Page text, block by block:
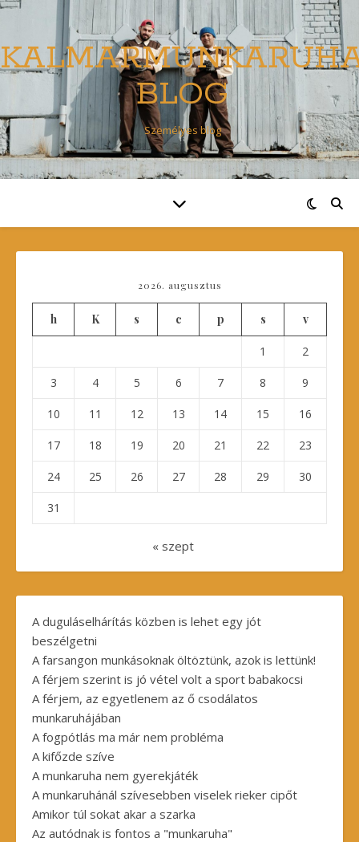
BLOG
Személyes blog
2026. augusztus
h K s c p s v
1 2
3 4 5 6 7 8 9
10 11 12 13 14 15 16
17 18 19 20 21 22 23
24 25 26 27 28 29 30
31
« szept
A duguláselhárítás közben is lehet egy jót
beszélgetni
A farsangon munkásoknak öltöztünk, azok is lettünk!
A férjem szerint is jó vétel volt a sport babakocsi
A férjem, az egyetlenem az ő csodálatos
munkaruhájában
A fogpótlás ma már nem probléma
A kifőzde szíve
A munkaruha nem gyerekjáték
A munkaruhánál szívesebben viselek rieker cipőt
Amikor túl sokat akar a szarka
Az autódnak is fontos a "munkaruha"